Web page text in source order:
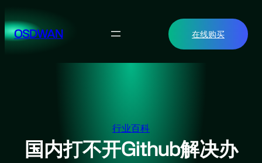
至
内OSDWAN 在线购买
行业百科
国内打不开Github解决办